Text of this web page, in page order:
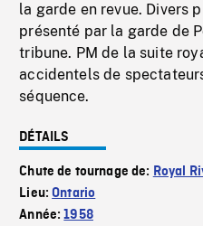
la garde en revue. Divers
présenté par la garde de
tribune. PM de la suite
accidentels de
séquence.
DÉTAILS
Chute de tournage de: Royal
Lieu:Ontario
Année:1958